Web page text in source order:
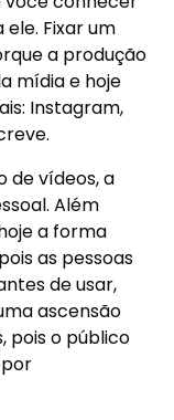
Fixar um
a produção
mídia e hoje
Instagram,
de vídeos, a
Além
a forma
as pessoas
de usar,
ascensão
pois o público